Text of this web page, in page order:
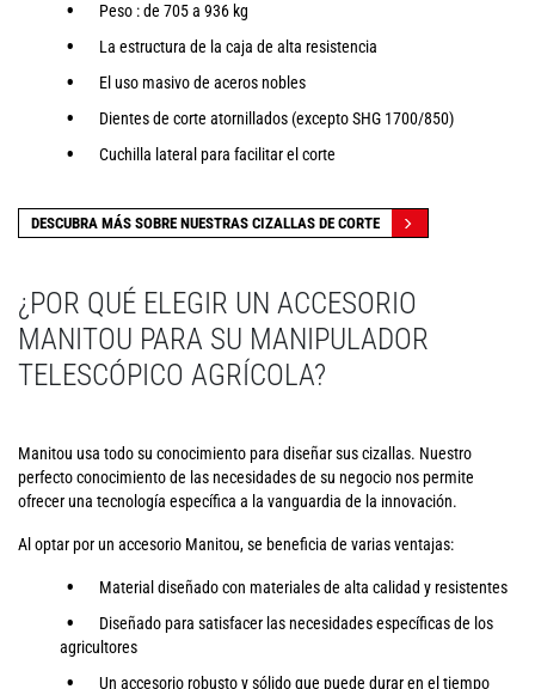
Peso : de 705 a 936 kg
La estructura de la caja de alta resistencia
El uso masivo de aceros nobles
Dientes de corte atornillados (excepto SHG 1700/850)
Cuchilla lateral para facilitar el corte
DESCUBRA MÁS SOBRE NUESTRAS CIZALLAS DE CORTE
¿POR QUÉ ELEGIR UN ACCESORIO
MANITOU PARA SU MANIPULADOR
TELESCÓPICO AGRÍCOLA?
Manitou usa todo su conocimiento para diseñar sus cizallas. Nuestro
perfecto conocimiento de las necesidades de su negocio nos permite
ofrecer una tecnología específica a la vanguardia de la innovación.
Al optar por un accesorio Manitou, se beneficia de varias ventajas:
Material diseñado con materiales de alta calidad y resistentes
Diseñado para satisfacer las necesidades específicas de los
agricultores
Un accesorio robusto y sólido que puede durar en el tiempo